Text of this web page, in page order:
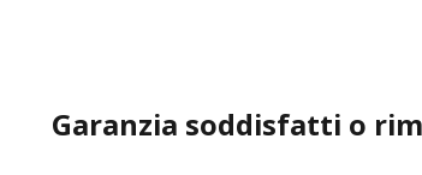
Garanzia soddisfatti o